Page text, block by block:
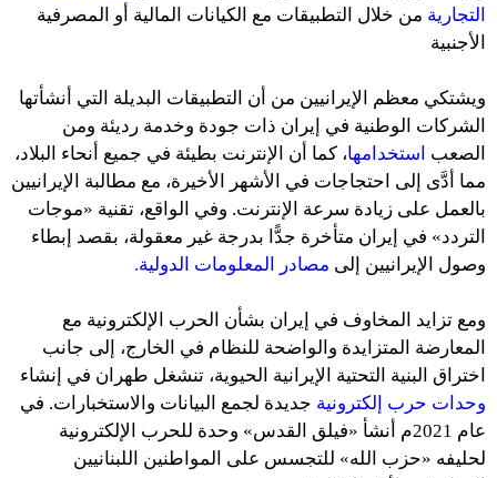
التجارية من خلال التطبيقات مع الكيانات المالية أو المصرفية
الأجنبية
ويشتكي معظم الإيرانيين من أن التطبيقات البديلة التي أنشأتها
الشركات الوطنية في إيران ذات جودة وخدمة رديئة ومن
الصعب استخدامها، كما أن الإنترنت بطيئة في جميع أنحاء البلاد،
مما أدَّى إلى احتجاجات في الأشهر الأخيرة، مع مطالبة الإيرانيين
بالعمل على زيادة سرعة الإنترنت. وفي الواقع، تقنية «موجات
التردد» في إيران متأخرة جدًّا بدرجة غير معقولة، بقصد إبطاء
وصول الإيرانيين إلى مصادر المعلومات الدولية.
ومع تزايد المخاوف في إيران بشأن الحرب الإلكترونية مع
المعارضة المتزايدة والواضحة للنظام في الخارج، إلى جانب
اختراق البنية التحتية الإيرانية الحيوية، تنشغل طهران في إنشاء
وحدات حرب إلكترونية جديدة لجمع البيانات والاستخبارات. في
عام 2021م أنشأ «فيلق القدس» وحدة للحرب الإلكترونية
لحليفه «حزب الله» للتجسس على المواطنين اللبنانيين